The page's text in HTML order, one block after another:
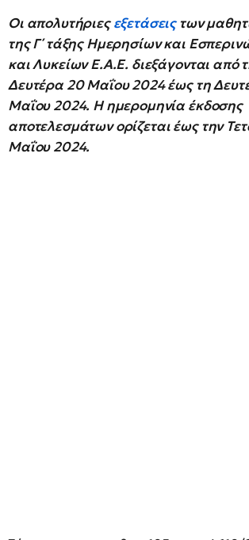
Οι απολυτήριεςεξετάσειςτων
της Γ΄ τάξης Ημερησίων και
και Λυκείων Ε.Α.Ε. διεξάγονται από
Δευτέρα 20 Μαΐου 2024 έως τη
Μαΐου 2024. Η ημερομηνία έκδοσης
αποτελεσμάτων ορίζεται έως την
Μαΐου 2024.